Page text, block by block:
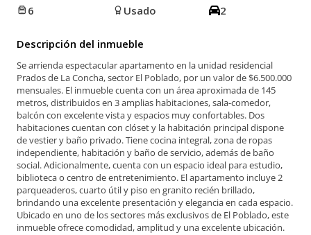
6 Usado 2
Descripción del inmueble
Se arrienda espectacular apartamento en la unidad residencial
Prados de La Concha, sector El Poblado, por un valor de $6.500.000
mensuales. El inmueble cuenta con un área aproximada de 145
metros, distribuidos en 3 amplias habitaciones, sala-comedor,
balcón con excelente vista y espacios muy confortables. Dos
habitaciones cuentan con clóset y la habitación principal dispone
de vestier y baño privado. Tiene cocina integral, zona de ropas
independiente, habitación y baño de servicio, además de baño
social. Adicionalmente, cuenta con un espacio ideal para estudio,
biblioteca o centro de entretenimiento. El apartamento incluye 2
parqueaderos, cuarto útil y piso en granito recién brillado,
brindando una excelente presentación y elegancia en cada espacio.
Ubicado en uno de los sectores más exclusivos de El Poblado, este
inmueble ofrece comodidad, amplitud y una excelente ubicación.